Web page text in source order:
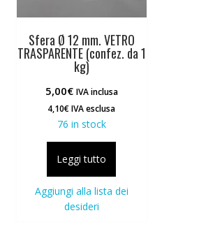
Sfera Ø 12 mm. VETRO
TRASPARENTE (confez. da 1
kg)
5,00€ IVA inclusa
4,10€IVA esclusa
76 in stock
Leggi tutto
Aggiungi alla lista dei
desideri